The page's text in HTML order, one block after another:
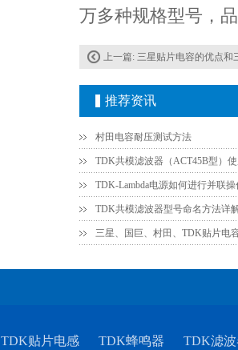
万多种规格型号，
上一篇: 三星贴片电容的优点和三星
推荐资讯
村田电容耐压测试方法
TDK共模滤波器（ACT45B型）
TDK共模滤波器型号命名方法详
三星、国巨、村田、TDK贴片电
TDK贴片电感 TDK蜂鸣器 TDK滤